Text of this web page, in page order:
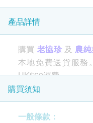
產品詳情
購買 老協珍 及 農
本地免費送貨服務
HK$60運費。
品牌
農純鄉
購買須知
一般條款：